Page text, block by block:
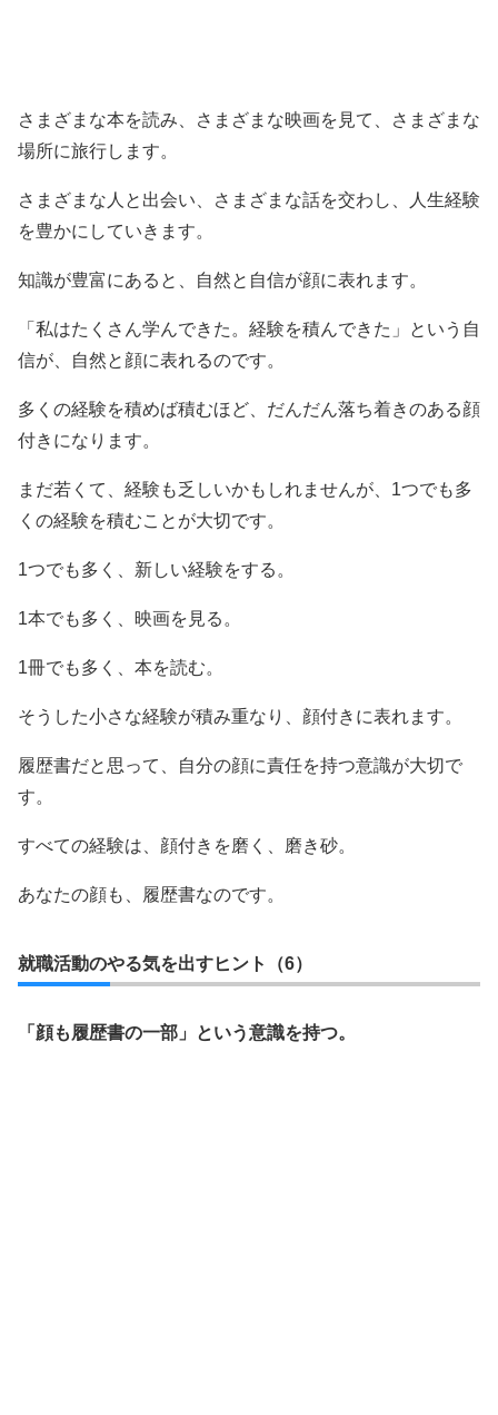
さまざまな本を読み、さまざまな映画を見て、さまざまな
場所に旅行します。
さまざまな人と出会い、さまざまな話を交わし、人生経験
を豊かにしていきます。
知識が豊富にあると、自然と自信が顔に表れます。
「私はたくさん学んできた。経験を積んできた」という自
信が、自然と顔に表れるのです。
多くの経験を積めば積むほど、だんだん落ち着きのある顔
付きになります。
まだ若くて、経験も乏しいかもしれませんが、1つでも多
くの経験を積むことが大切です。
1つでも多く、新しい経験をする。
1本でも多く、映画を見る。
1冊でも多く、本を読む。
そうした小さな経験が積み重なり、顔付きに表れます。
履歴書だと思って、自分の顔に責任を持つ意識が大切で
す。
すべての経験は、顔付きを磨く、磨き砂。
あなたの顔も、履歴書なのです。
就職活動のやる気を出すヒント（6）
「顔も履歴書の一部」という意識を持つ。